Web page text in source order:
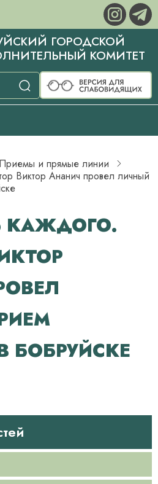
ГОРОДСКОЙ
КОМИТЕТ
Приемы и прямые линии
Виктор Ананич провел личный
КАЖДОГО.
БОБРУЙСКЕ